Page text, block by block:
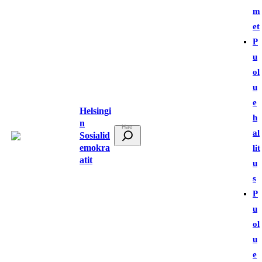
Helsingi
n
Sosialid
emokra
atit
t
m
et
P
u
ol
u
e
h
al
lit
u
s
P
u
ol
u
e